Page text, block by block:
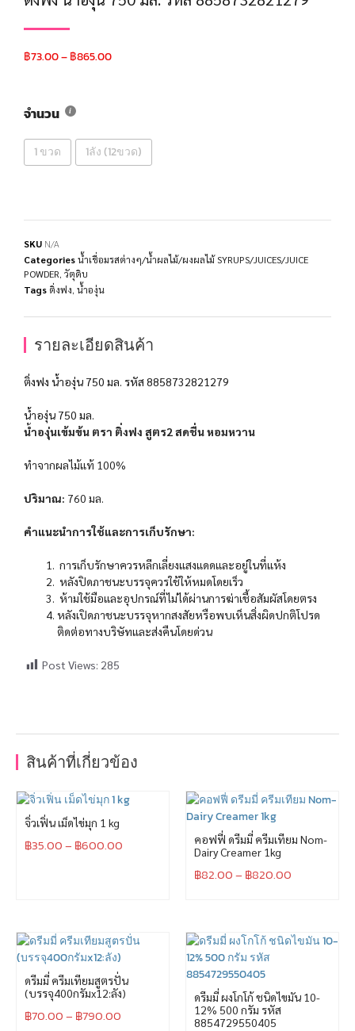
฿73.00–฿865.00
จำนวน
1 ขวด 1ลัง (12ขวด)
SKU N/A
Categoriesน้ำเชื่อมรสต่างๆ/น้ำผลไม้/ผงผลไม้ SYRUPS/JUICES/JUICE
POWDER วัตุดิบ
Tags ติ่งฟง น้ำองุ่น
รายละเอียดสินค้า
ติ่งฟง น้ำองุ่น 750 มล. รหัส 8858732821279
น้ำองุ่น 750 มล.
น้ำองุ่นเข้มข้น ตรา ติ่งฟง สูตร2 สดชื่น หอมหวาน
ทำจากผลไม้แท้ 100%
ปริมาณ: 760 มล.
คำแนะนำการใช้และการเก็บรักษา:
การเก็บรักษาควรหลีกเลี่ยงแสงแดดและอยู่ในที่แห้ง
หลังปิดภาชนะบรรจุควรใช้ให้หมดโดยเร็ว
ห้ามใช้มือและอุปกรณ์ที่ไม่ได้ผ่านการฆ่าเชื้อสัมผัสโดยตรง
หลังเปิดภาชนะบรรจุหากสงสัยหรือพบเห็นสิ่งผิดปกติโปรด
ติดต่อทางบริษัทและส่งคืนโดยด่วน
Post Views: 285
สินค้าที่เกี่ยวข้อง
จิ่วเฟิ่น เม็ดไข่มุก 1 kg
฿35.00– ฿600.00
คอฟฟี่ ดรีมมี่ ครีมเทียม Nom-
Dairy Creamer 1kg
฿82.00– ฿820.00
ดรีมมี่ ครีมเทียมสูตรปั่น
(บรรจุ400กรัมx12:ลัง)
฿70.00– ฿790.00
ดรีมมี่ ผงโกโก้ ชนิดไขมัน 10-
12% 500 กรัม รหัส
8854729550405